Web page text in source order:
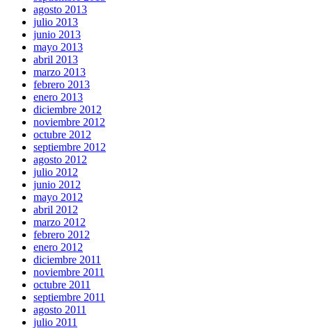
agosto 2013
julio 2013
junio 2013
mayo 2013
abril 2013
marzo 2013
febrero 2013
enero 2013
diciembre 2012
noviembre 2012
octubre 2012
septiembre 2012
agosto 2012
julio 2012
junio 2012
mayo 2012
abril 2012
marzo 2012
febrero 2012
enero 2012
diciembre 2011
noviembre 2011
octubre 2011
septiembre 2011
agosto 2011
julio 2011